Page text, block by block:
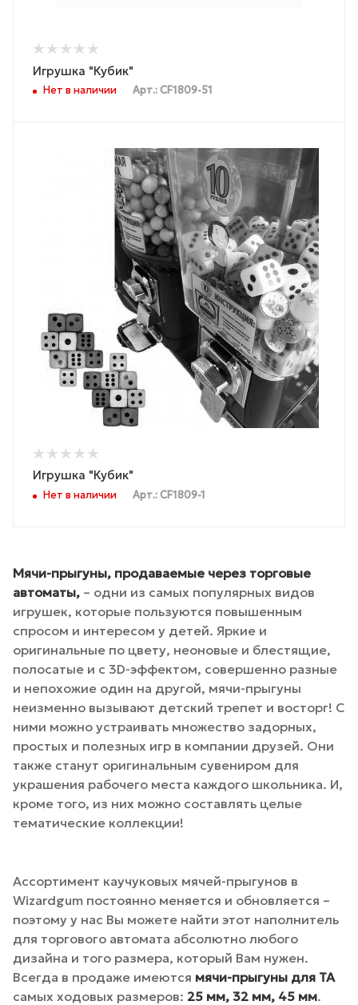
Игрушка "Кубик"
Нет в наличии Арт.: CF1809-51
Игрушка "Кубик"
Нет в наличии Арт.: CF1809-1
Мячи-прыгуны, продаваемые через торговые
автоматы, – одни из самых популярных видов
игрушек, которые пользуются повышенным
спросом и интересом у детей. Яркие и
оригинальные по цвету, неоновые и блестящие,
полосатые и с 3D-эффектом, совершенно разные
и непохожие один на другой, мячи-прыгуны
неизменно вызывают детский трепет и восторг! С
ними можно устраивать множество задорных,
простых и полезных игр в компании друзей. Они
также станут оригинальным сувениром для
украшения рабочего места каждого школьника. И,
кроме того, из них можно составлять целые
тематические коллекции!
Ассортимент каучуковых мячей-прыгунов в
Wizardgum постоянно меняется и обновляется –
поэтому у нас Вы можете найти этот наполнитель
для торгового автомата абсолютно любого
дизайна и того размера, который Вам нужен.
Всегда в продаже имеются мячи-прыгуны для ТА
самых ходовых размеров: 25 мм, 32 мм, 45 мм.